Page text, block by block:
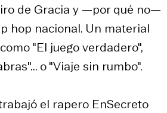
de Gracia y —por qué no—
hop nacional. Un material
"El juego verdadero",
o "Viaje sin rumbo".
el rapero EnSecreto